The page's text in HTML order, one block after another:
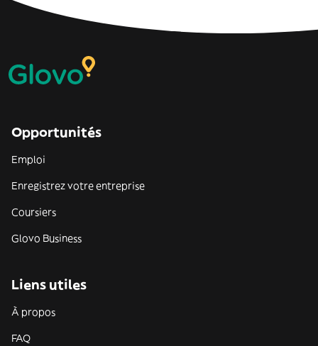
Opportunités
Emploi
Enregistrez votre entreprise
Coursiers
Glovo Business
Liens utiles
À propos
FAQ